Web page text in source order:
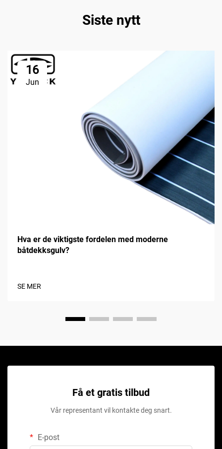
Siste nytt
16
Jun
Hva er de viktigste fordelen med moderne
båtdekksgulv?
SE MER
Få et gratis tilbud
Vår representant vil kontakte deg snart.
E-post